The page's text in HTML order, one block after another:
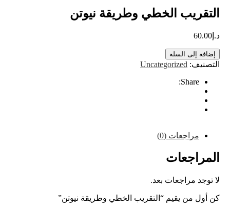
التقريب الخطي وطريقة نيوتن
60.00
إضافة إلى السلة
التصنيف: Uncategorized
Share:
مراجعات (0)
المراجعات
لا توجد مراجعات بعد.
كن أول من يقيم “التقريب الخطي وطريقة نيوتن”